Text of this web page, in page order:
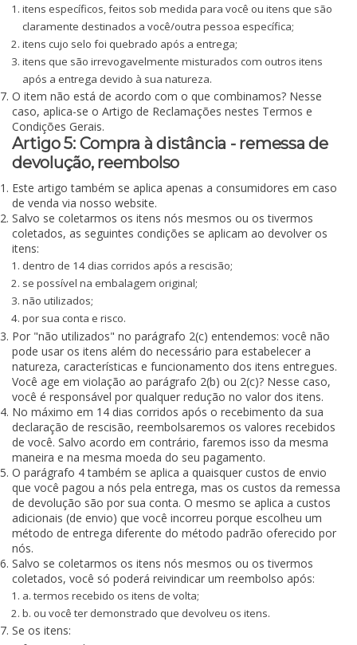
itens específicos, feitos sob medida para você ou itens que são
claramente destinados a você/outra pessoa específica;
itens cujo selo foi quebrado após a entrega;
itens que são irrevogavelmente misturados com outros itens
após a entrega devido à sua natureza.
O item não está de acordo com o que combinamos? Nesse
caso, aplica-se o Artigo de Reclamações nestes Termos e
Condições Gerais.
Artigo 5: Compra à distância - remessa de
devolução, reembolso
Este artigo também se aplica apenas a consumidores em caso
de venda via nosso website.
Salvo se coletarmos os itens nós mesmos ou os tivermos
coletados, as seguintes condições se aplicam ao devolver os
itens:
dentro de 14 dias corridos após a rescisão;
se possível na embalagem original;
não utilizados;
por sua conta e risco.
Por "não utilizados" no parágrafo 2(c) entendemos: você não
pode usar os itens além do necessário para estabelecer a
natureza, características e funcionamento dos itens entregues.
Você age em violação ao parágrafo 2(b) ou 2(c)? Nesse caso,
você é responsável por qualquer redução no valor dos itens.
No máximo em 14 dias corridos após o recebimento da sua
declaração de rescisão, reembolsaremos os valores recebidos
de você. Salvo acordo em contrário, faremos isso da mesma
maneira e na mesma moeda do seu pagamento.
O parágrafo 4 também se aplica a quaisquer custos de envio
que você pagou a nós pela entrega, mas os custos da remessa
de devolução são por sua conta. O mesmo se aplica a custos
adicionais (de envio) que você incorreu porque escolheu um
método de entrega diferente do método padrão oferecido por
nós.
Salvo se coletarmos os itens nós mesmos ou os tivermos
coletados, você só poderá reivindicar um reembolso após:
a. termos recebido os itens de volta;
b. ou você ter demonstrado que devolveu os itens.
Se os itens: